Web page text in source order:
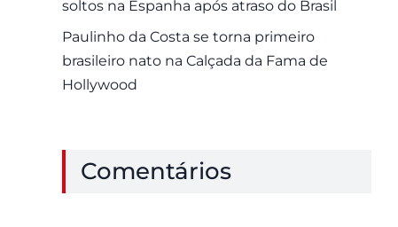
soltos na Espanha após atraso do Brasil
Paulinho da Costa se torna primeiro
brasileiro nato na Calçada da Fama de
Hollywood
Comentários